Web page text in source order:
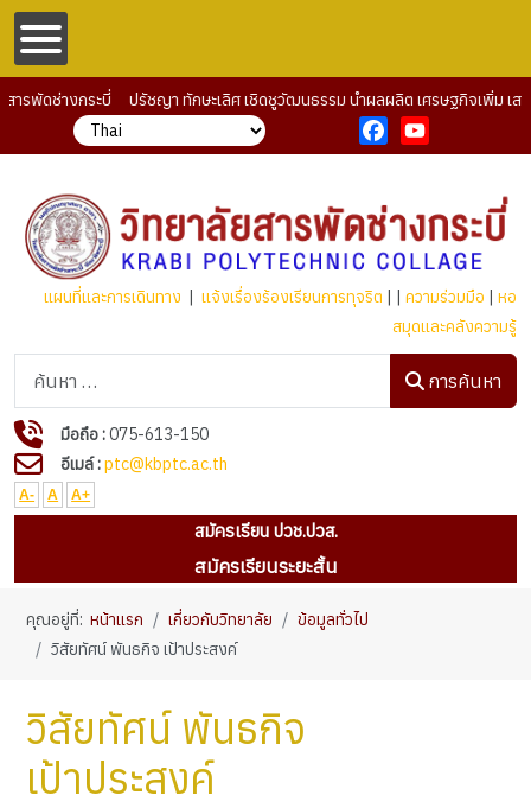
พัดช่างกระบี่ ปรัชญา ทักษะเลิศ เชิดชูวัฒนธรรม นำผลผลิต เศรษฐกิจเพิ่ม เส
Facebook
YouTube
แผนที่และการเดินทาง | แจ้งเรื่องร้องเรียนการทุจริต | | ความร่วมมือ | หอ
สมุดและคลังความรู้
การค้นหา
มือถือ :075-613-150
อีเมล์ :ptc@kbptc.ac.th
A- A A+
สมัครเรียน ปวช.ปวส.
สมัครเรียนระยะสั้น
คุณอยู่ที่:หน้าแรก เกี่ยวกับวิทยาลัย
ข้อมูลทั่วไป
วิสัยทัศน์ พันธกิจ เป้าประสงค์
วิสัยทัศน์ พันธกิจ
เป้าประสงค์